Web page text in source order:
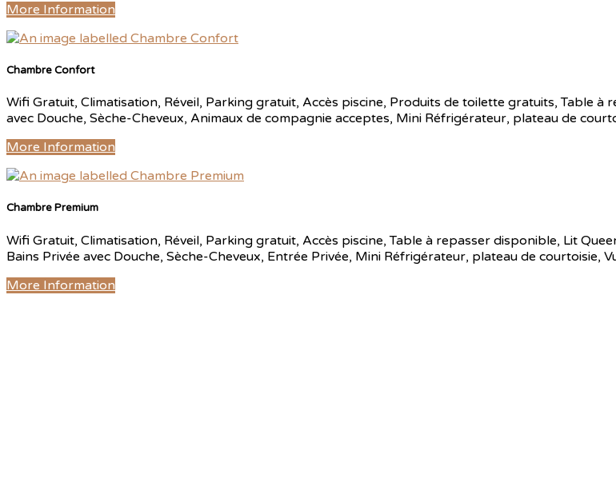
More Information
Chambre Confort
Wifi Gratuit, Climatisation, Réveil, Parking gratuit, Accès piscine, Produits de toilette gratuits, Table à
avec Douche, Sèche-Cheveux, Animaux de compagnie acceptes, Mini Réfrigérateur, plateau de
More Information
Chambre Premium
Wifi Gratuit, Climatisation, Réveil, Parking gratuit, Accès piscine, Table à repasser disponible, Lit
Bains Privée avec Douche, Sèche-Cheveux, Entrée Privée, Mini Réfrigérateur, plateau de courtoisie,
More Information